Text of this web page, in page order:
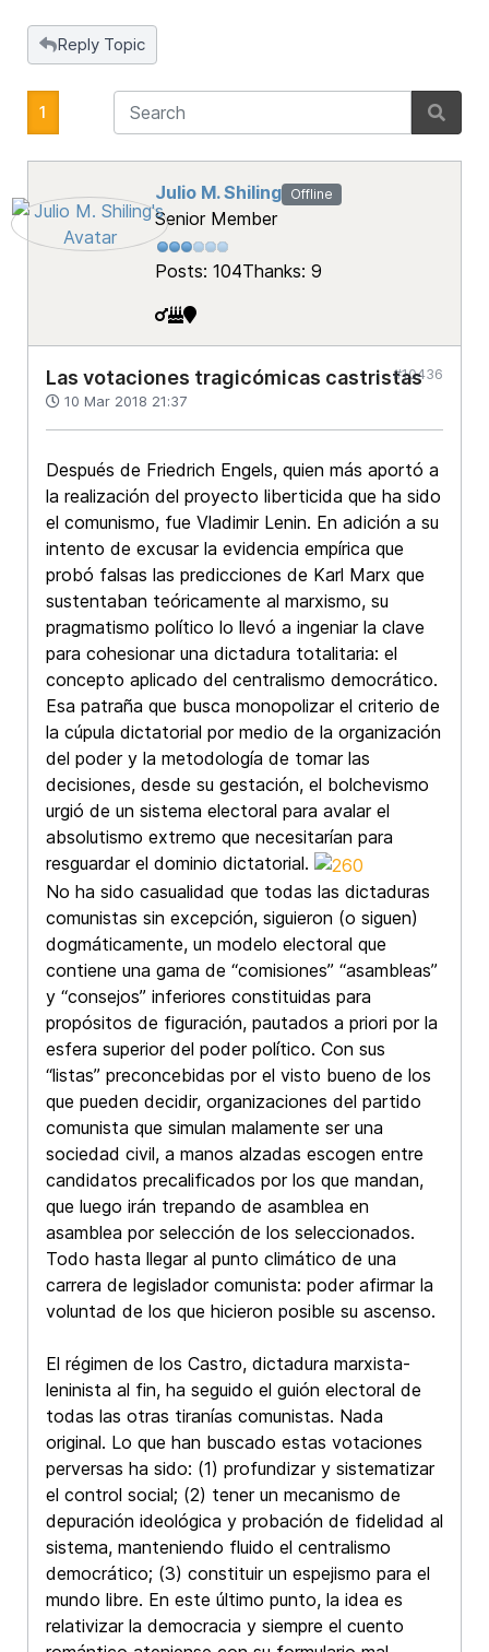
Reply Topic
1
Julio M. Shiling Offline
Senior Member
Posts: 104Thanks: 9
Las votaciones tragicómicas castristas
10 Mar 2018 21:37
#10436
Después de Friedrich Engels, quien más aportó a
la realización del proyecto liberticida que ha sido
el comunismo, fue Vladimir Lenin. En adición a su
intento de excusar la evidencia empírica que
probó falsas las predicciones de Karl Marx que
sustentaban teóricamente al marxismo, su
pragmatismo político lo llevó a ingeniar la clave
para cohesionar una dictadura totalitaria: el
concepto aplicado del centralismo democrático.
Esa patraña que busca monopolizar el criterio de
la cúpula dictatorial por medio de la organización
del poder y la metodología de tomar las
decisiones, desde su gestación, el bolchevismo
urgió de un sistema electoral para avalar el
absolutismo extremo que necesitarían para
resguardar el dominio dictatorial.
No ha sido casualidad que todas las dictaduras
comunistas sin excepción, siguieron (o siguen)
dogmáticamente, un modelo electoral que
contiene una gama de “comisiones” “asambleas”
y “consejos” inferiores constituidas para
propósitos de figuración, pautados a priori por la
esfera superior del poder político. Con sus
“listas” preconcebidas por el visto bueno de los
que pueden decidir, organizaciones del partido
comunista que simulan malamente ser una
sociedad civil, a manos alzadas escogen entre
candidatos precalificados por los que mandan,
que luego irán trepando de asamblea en
asamblea por selección de los seleccionados.
Todo hasta llegar al punto climático de una
carrera de legislador comunista: poder afirmar la
voluntad de los que hicieron posible su ascenso.
El régimen de los Castro, dictadura marxista-
leninista al fin, ha seguido el guión electoral de
todas las otras tiranías comunistas. Nada
original. Lo que han buscado estas votaciones
perversas ha sido: (1) profundizar y sistematizar
el control social; (2) tener un mecanismo de
depuración ideológica y probación de fidelidad al
sistema, manteniendo fluido el centralismo
democrático; (3) constituir un espejismo para el
mundo libre. En este último punto, la idea es
relativizar la democracia y siempre el cuento